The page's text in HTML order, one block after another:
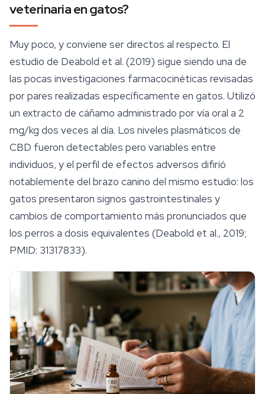
veterinaria en gatos?
Muy poco, y conviene ser directos al respecto. El
estudio de Deabold et al. (2019) sigue siendo una de
las pocas investigaciones farmacocinéticas revisadas
por pares realizadas específicamente en gatos. Utilizó
un extracto de cáñamo administrado por vía oral a 2
mg/kg dos veces al día. Los niveles plasmáticos de
CBD fueron detectables pero variables entre
individuos, y el perfil de efectos adversos difirió
notablemente del brazo canino del mismo estudio: los
gatos presentaron signos gastrointestinales y
cambios de comportamiento más pronunciados que
los perros a dosis equivalentes (Deabold et al., 2019;
PMID: 31317833).